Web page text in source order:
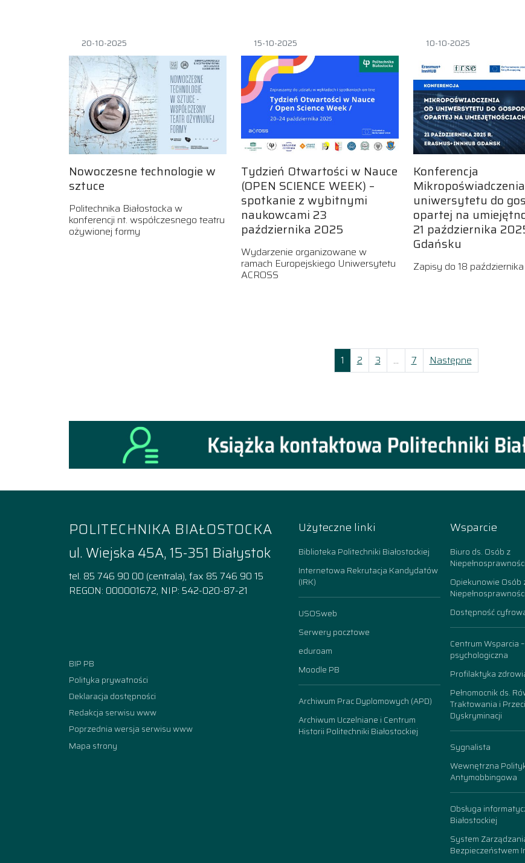
20-10-2025
Nowoczesne technologie w
sztuce
Politechnika Białostocka w
konferencji nt. współczesnego teatru
ożywionej formy
15-10-2025
Tydzień Otwartości w Nauce
(OPEN SCIENCE WEEK) –
spotkanie z wybitnymi
naukowcami 23
października 2025
Wydarzenie organizowane w
ramach Europejskiego Uniwersytetu
ACROSS
10-10-2025
Konferencja
uniwersytetu do
opartej na
21 października
Gdańsku
Zapisy do 18
Strona
1 Strona
2 Strona
3 … Strona
7 Następne
POLITECHNIKA BIAŁOSTOCKA
ul. Wiejska 45A, 15-351 Białystok
tel. 85 746 90 00 (centrala), fax 85 746 90 15
REGON: 000001672, NIP: 542-020-87-21
BIP PB
Polityka prywatności
Deklaracja dostępności
Redakcja serwisu www
Poprzednia wersja serwisu www
Mapa strony
Użyteczne linki
Biblioteka Politechniki Białostockiej
Internetowa Rekrutacja Kandydatów
(IRK)
USOSweb
Serwery pocztowe
eduroam
Moodle PB
Archiwum Prac Dyplomowych (APD)
Archiwum Uczelniane i Centrum
Historii Politechniki Białostockiej
Wsparcie
Biuro ds. Osób z
Opiekunowie Osób
Dostępność
Centrum Wsparcia
psychologiczna
Profilaktyka
Pełnomocnik ds.
Traktowania i
Dyskryminacji
Sygnalista
Wewnętrzna
Antymobbingowa
Obsługa
Białostockiej
System
Bezpieczeństwem